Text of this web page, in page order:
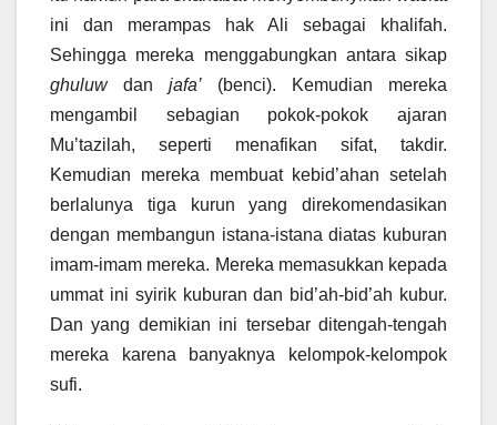
ini dan merampas hak Ali sebagai khalifah.
Sehingga mereka menggabungkan antara sikap
ghuluwdanjafa’ (benci). Kemudian mereka
mengambil sebagian pokok-pokok ajaran
Mu’tazilah, seperti menafikan sifat, takdir.
Kemudian mereka membuat kebid’ahan setelah
berlalunya tiga kurun yang direkomendasikan
dengan membangun istana-istana diatas kuburan
imam-imam mereka. Mereka memasukkan kepada
ummat ini syirik kuburan dan bid’ah-bid’ah kubur.
Dan yang demikian ini tersebar ditengah-tengah
mereka karena banyaknya kelompok-kelompok
sufi.